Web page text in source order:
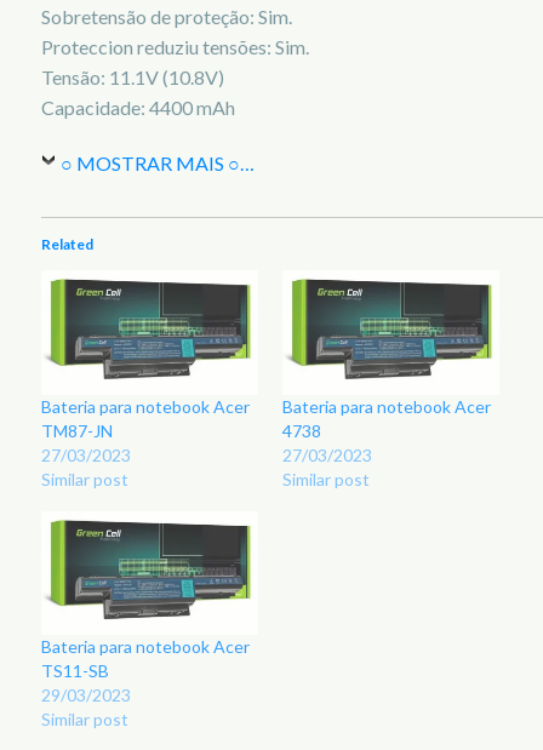
Sobretensão de proteção: Sim.
Proteccion reduziu tensões: Sim.
Tensão: 11.1V (10.8V)
Capacidade: 4400 mAh
○ MOSTRAR MAIS ○…
Related
Bateria para notebook Acer
TM87-JN
27/03/2023
Similar post
Bateria para notebook Acer
4738
27/03/2023
Similar post
Bateria para notebook Acer
TS11-SB
29/03/2023
Similar post